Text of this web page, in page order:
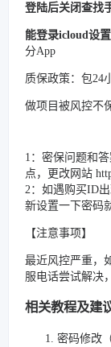
登陆后关闭查找
能登录icloud设
分App
质保政策：包24
做项目被风控不
1：密保问题和
点，更改网站
2：如遇购买ID
新设置一下密码
【注意事项】
最近风控严重，
服电话尝试解决
相关教程及建
密码修改